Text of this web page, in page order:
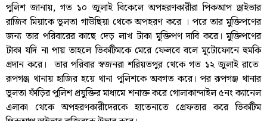
পুলিশ জানায়, গত ১০ জুলাই বিকেলে অপহরণকারীরা পিকআপ ড্রাইভার
রাজিব মিয়াকে ভুলতা গাউছিয়া থেকে অপহরণ করে । পরে তার মুক্তিপণের
জন্য তার পরিবারের কাছে দেড় লাখ টাকা মুক্তিপণ দাবি করে। মুক্তিপণের
টাকা যদি না পায় তাহলে ভিকটিমকে মেরে ফেলবে বলে মুটোফোনে হুমকি
প্রদান করে। তার পরিবার স্বজনরা শরিয়তপুর থেকে গত ১২ জুলাই রাতে
রূপগঞ্জ থানায় হাজির হয়ে থানা পুলিশকে অবগত করে। পর রূপগঞ্জ থানার
ভুলতা ফাঁড়ির পুলিশ প্রযুক্তির মাধ্যমে শনাক্ত করে গোলাকান্দাইল ৫নং ক্যানেল
এলাকা থেকে অপহরণকারীদেরকে হাতেনাতে গ্রেফতার করে ভিকটিম